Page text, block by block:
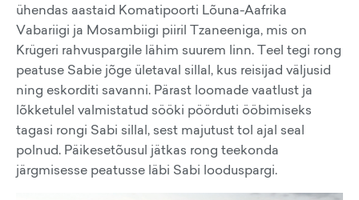
ühendas aastaid Komatipoorti Lõuna-Aafrika
Vabariigi ja Mosambiigi piiril Tzaneeniga, mis on
Krügeri rahvuspargile lähim suurem linn. Teel tegi rong
peatuse Sabie jõge ületaval sillal, kus reisijad väljusid
ning eskorditi savanni. Pärast loomade vaatlust ja
lõkketulel valmistatud sööki pöörduti ööbimiseks
tagasi rongi Sabi sillal, sest majutust tol ajal seal
polnud. Päikesetõusul jätkas rong teekonda
järgmisesse peatusse läbi Sabi looduspargi.